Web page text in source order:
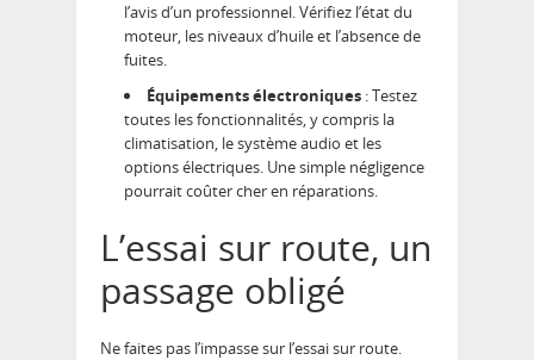
l’avis d’un professionnel. Vérifiez l’état du
moteur, les niveaux d’huile et l’absence de
fuites.
Équipements électroniques : Testez
toutes les fonctionnalités, y compris la
climatisation, le système audio et les
options électriques. Une simple négligence
pourrait coûter cher en réparations.
L’essai sur route, un
passage obligé
Ne faites pas l’impasse sur l’essai sur route.